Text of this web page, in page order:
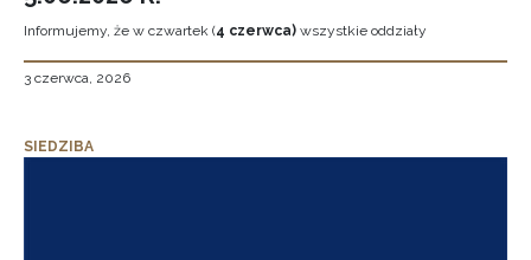
Informujemy, że w czwartek (4 czerwca) wszystkie oddziały
3 czerwca, 2026
SIEDZIBA